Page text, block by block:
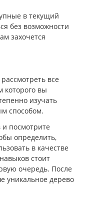
в текущий
без возможности
захочется
все
которого вы
изучать
способом.
посмотрите
определить,
в качестве
стоит
очередь. После
уникальное дерево